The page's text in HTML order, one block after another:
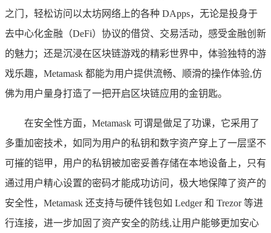
之门，轻松访问以太坊网络上的各种 DApps，无论是投身于
去中心化金融（DeFi）协议的借贷、交易活动，感受金融创新
的魅力；还是沉浸在区块链游戏的精彩世界中，体验独特的游
戏乐趣，Metamask 都能为用户提供流畅、顺滑的操作体验,仿
佛为用户量身打造了一把开启区块链应用的金钥匙。
在安全性方面，Metamask 可谓是做足了功课，它采用了
多重加密技术，如同为用户的私钥和数字资产穿上了一层坚不
可摧的铠甲，用户的私钥被加密妥善存储在本地设备上，只有
通过用户精心设置的密码才能成功访问，极大地保障了资产的
安全性，Metamask 还支持与硬件钱包如 Ledger 和 Trezor 等进
行连接，进一步加固了资产安全的防线,让用户能够更加安心